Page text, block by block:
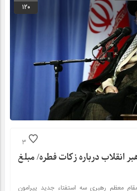
120
3
انقلاب درباره زکات فطره/ مبلغ
معظم رهبری سه استفتاء جدید پیرامون